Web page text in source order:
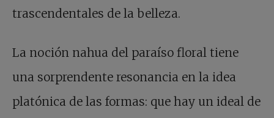
trascendentales de la belleza.
La noción nahua del paraíso floral tiene
una sorprendente resonancia en la idea
platónica de las formas: que hay un ideal de